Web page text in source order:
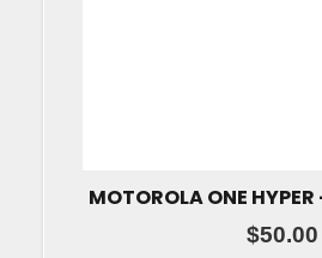
MOTOROLA ONE
$50.00